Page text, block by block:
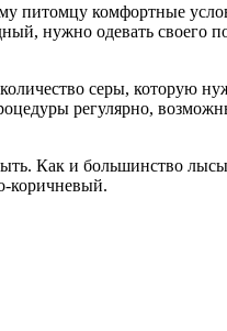
питомцу комфортные
нужно одевать своего
серы, которую
регулярно,
Как и большинство
коричневый.